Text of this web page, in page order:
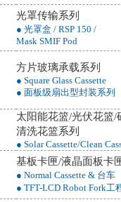
光罩传输系列
● 光罩盒 / RSP 150 /
Mask SMIF Pod
方片玻璃承载系列
● Square Glass Cassette
● 面板级扇出型封装系列
太阳能花篮/光伏花篮/
清洗花篮系列
● Solar Cassette/Clean
基板卡匣/液晶面板卡
● Normal Cassette & 台车
● TFT-LCD Robot Fork工